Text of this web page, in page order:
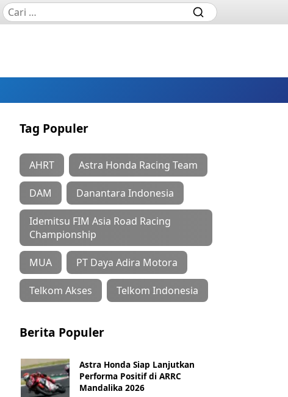
Tag Populer
AHRT Astra Honda Racing Team
DAM Danantara Indonesia
Idemitsu FIM Asia Road Racing
Championship
MUA PT Daya Adira Motora
Telkom Akses Telkom Indonesia
Berita Populer
Astra Honda Siap Lanjutkan
Performa Positif di ARRC
Mandalika 2026